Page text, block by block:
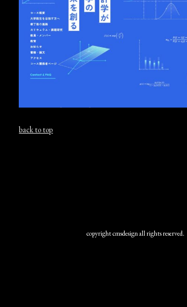
back to top
copyright cmsdesign all rights reserved.